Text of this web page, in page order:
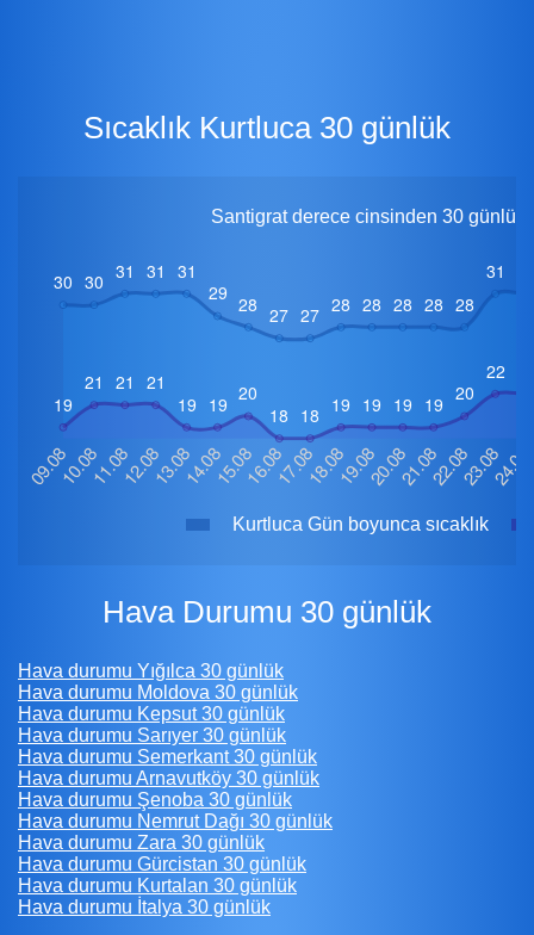
Sıcaklık Kurtluca 30 günlük
Santigrat derece cinsinden 30 günlük
Kurtluca Gün boyunca sıcaklık
Hava Durumu 30 günlük
Hava durumu Yığılca 30 günlük
Hava durumu Moldova 30 günlük
Hava durumu Kepsut 30 günlük
Hava durumu Sarıyer 30 günlük
Hava durumu Semerkant 30 günlük
Hava durumu Arnavutköy 30 günlük
Hava durumu Şenoba 30 günlük
Hava durumu Nemrut Dağı 30 günlük
Hava durumu Zara 30 günlük
Hava durumu Gürcistan 30 günlük
Hava durumu Kurtalan 30 günlük
Hava durumu İtalya 30 günlük